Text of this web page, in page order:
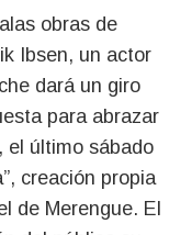
Ibsen, un actor
dará un giro
para abrazar
el último sábado
creación propia
de Merengue. El